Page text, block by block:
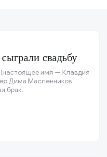
свадьбу
(настоящее имя — Клавдия
Дима Масленников
брак.